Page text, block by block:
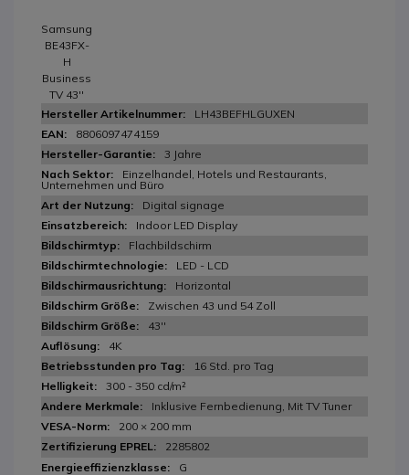
Samsung
BE43FX-
H
Business
TV 43''
LH43BEFHLGUXEN
8806097474159
3 Jahre
Einzelhandel, Hotels und Restaurants,
Unternehmen und Büro
Digital signage
Indoor LED Display
Flachbildschirm
LED - LCD
Horizontal
Zwischen 43 und 54 Zoll
43''
4K
16 Std. pro Tag
300 - 350 cd/m²
Inklusive Fernbedienung, Mit TV Tuner
200 × 200 mm
2285802
G